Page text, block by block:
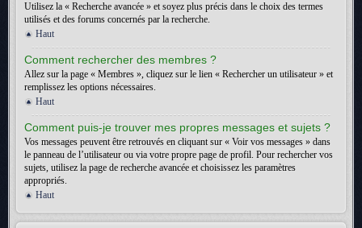
Utilisez la « Recherche avancée » et soyez plus précis dans le choix des termes
utilisés et des forums concernés par la recherche.
Haut
Comment rechercher des membres ?
Allez sur la page « Membres », cliquez sur le lien « Rechercher un utilisateur » et
remplissez les options nécessaires.
Haut
Comment puis-je trouver mes propres messages et sujets ?
Vos messages peuvent être retrouvés en cliquant sur « Voir vos messages » dans
le panneau de l’utilisateur ou via votre propre page de profil. Pour rechercher vos
sujets, utilisez la page de recherche avancée et choisissez les paramètres
appropriés.
Haut